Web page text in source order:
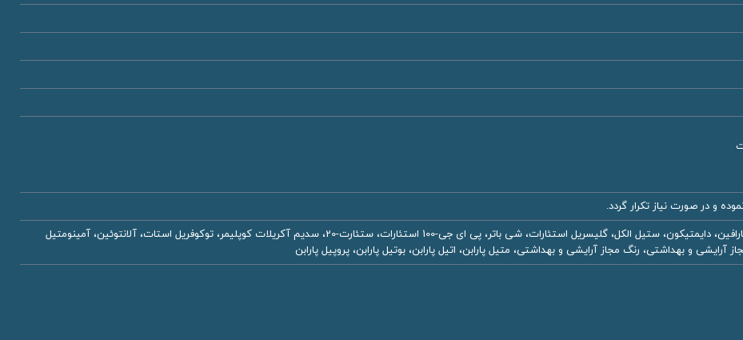
و در صورت نیاز تکرار گردد.
آب دیونیزه، گلیسیرین بهداشتی، پارافین، دایمتیکون، ستیل الکل، گلیسریل استئارات، شی باتر، پی ای جی-100 استئارات، ستئارت-20، سدیم آکریلات کوپلیمر، توکوفریل استات، آلانتوئین، آمینومتیل
آرایشی و بهداشتی، رنگ مجاز آرایشی و بهداشتی، متیل پارابن، اتیل پارابن، بوتیل پارابن، پروپیل پارابن